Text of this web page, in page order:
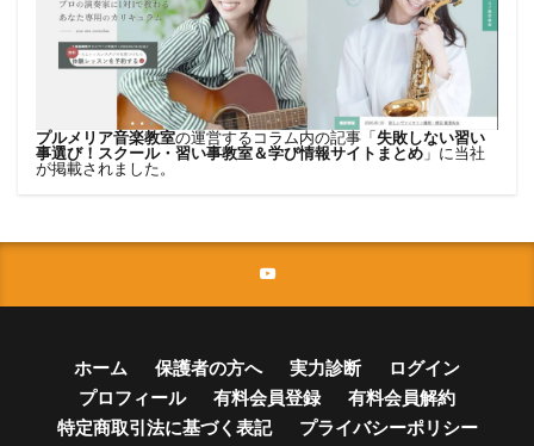
プルメリア音楽教室の運営するコラム内の記事「失敗しない習い
事選び！スクール・習い事教室＆学び情報サイトまとめ 」に当社
が掲載されました。
ホーム 保護者の方へ 実力診断
ログイン
プロフィール
有料会員登録
有料会員解約
特定商取引法に基づく表記
プライバシーポリシー